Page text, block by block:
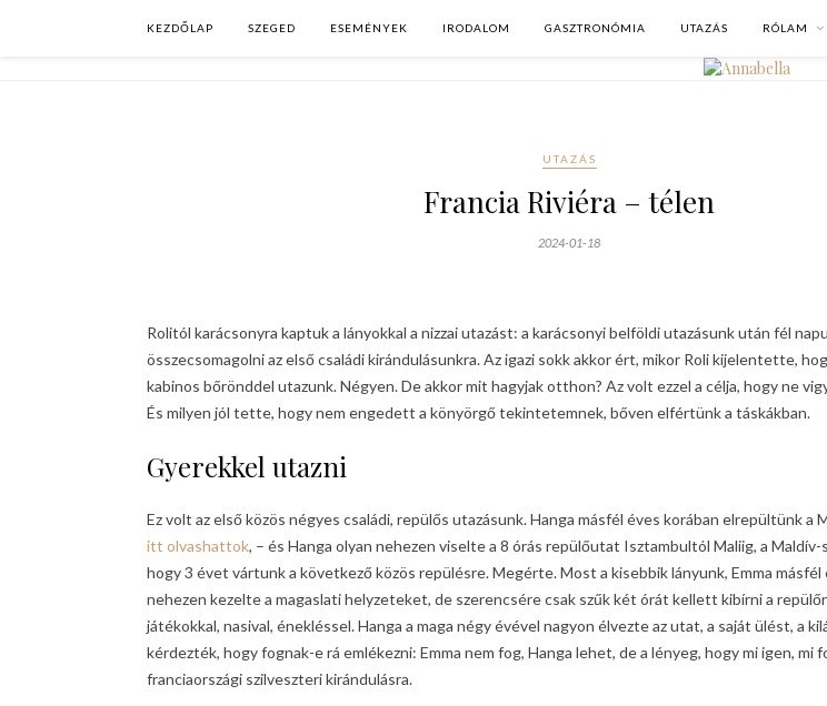
KEZDŐLAP SZEGED ESEMÉNYEK IRODALOM GASZTRONÓMIA UTAZÁS RÓLAM
UTAZÁS
Francia Riviéra – télen
2024-01-18
Rolitól karácsonyra kaptuk a lányokkal a nizzai utazást: a karácsonyi belföldi utazásunk után fél
összecsomagolni az első családi kirándulásunkra. Az igazi sokk akkor ért, mikor Roli kijelentette,
kabinos bőrönddel utazunk. Négyen. De akkor mit hagyjak otthon? Az volt ezzel a célja, hogy ne
És milyen jól tette, hogy nem engedett a könyörgő tekintetemnek, bőven elfértünk a táskákban.
Gyerekkel utazni
Ez volt az első közös négyes családi, repülős utazásunk. Hanga másfél éves korában elrepültünk a
itt olvashattok, – és Hanga olyan nehezen viselte a 8 órás repülőutat Isztambultól Maliig, a
hogy 3 évet vártunk a következő közös repülésre. Megérte. Most a kisebbik lányunk, Emma másfél
nehezen kezelte a magaslati helyzeteket, de szerencsére csak szűk két órát kellett kibírni a
játékokkal, nasival, énekléssel. Hanga a maga négy évével nagyon élvezte az utat, a saját ülést, a
kérdezték, hogy fognak-e rá emlékezni: Emma nem fog, Hanga lehet, de a lényeg, hogy mi igen, mi
franciaországi szilveszteri kirándulásra.